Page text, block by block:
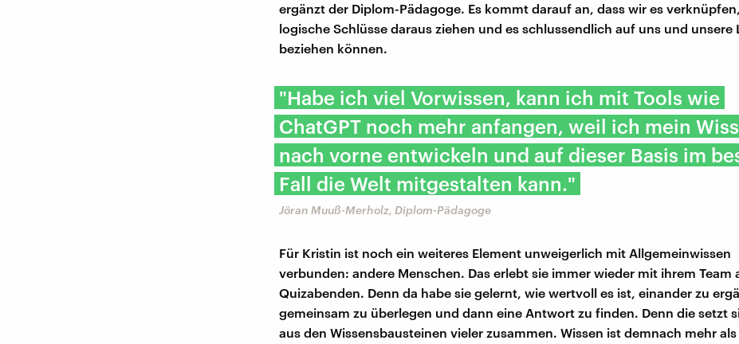
ergänzt der Diplom-Pädagoge. Es kommt darauf an, dass wir es verknüpfen,
logische Schlüsse daraus ziehen und es schlussendlich auf uns und unsere
beziehen können.
"Habe ich viel Vorwissen, kann ich mit Tools wie
ChatGPT noch mehr anfangen, weil ich mein
nach vorne entwickeln und auf dieser Basis im
Fall die Welt mitgestalten kann."
Jöran Muuß-Merholz, Diplom-Pädagoge
Für Kristin ist noch ein weiteres Element unweigerlich mit Allgemeinwissen
verbunden: andere Menschen. Das erlebt sie immer wieder mit ihrem Team
Quizabenden. Denn da habe sie gelernt, wie wertvoll es ist, einander zu
gemeinsam zu überlegen und dann eine Antwort zu finden. Denn die setzt
aus den Wissensbausteinen vieler zusammen. Wissen ist demnach mehr